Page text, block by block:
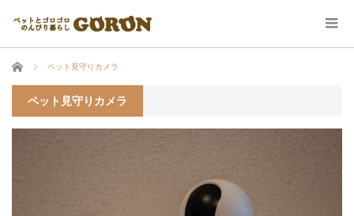
ホーム ペット見守りカメラ
ペット見守りカメラ